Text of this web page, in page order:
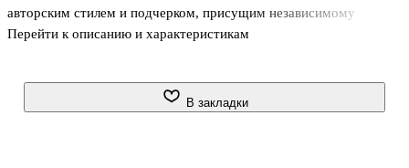
авторским стилем и подчерком, присущим независимому
творчеству. .Каждая из них имеет за собой целый мир и историю,
Перейти к описанию и характеристикам
В закладки